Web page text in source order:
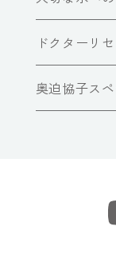
ドクターリ
奥迫協子ス